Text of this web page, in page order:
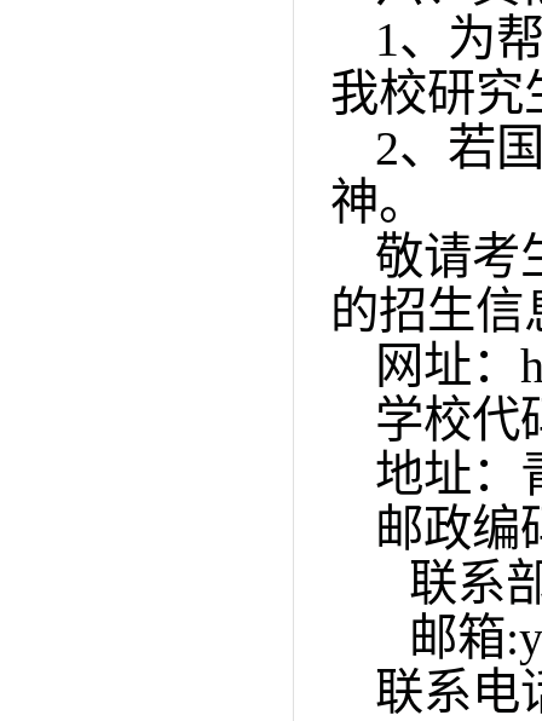
1、为
我校研究
2、若
神。
敬请考
的招生信
网址：
学校代
地址：
邮政编
联系
邮箱
联系电